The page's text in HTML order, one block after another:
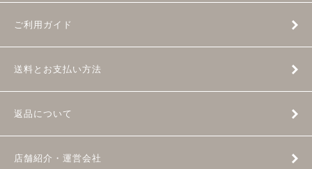
ご利用ガイド
送料とお支払い方法
返品について
店舗紹介・運営会社